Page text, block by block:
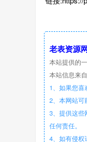
老表资源
本站提供的
本站信息来
1、如果您喜
2、本网站可
3、提供这些
任何责任。
4、如有侵权